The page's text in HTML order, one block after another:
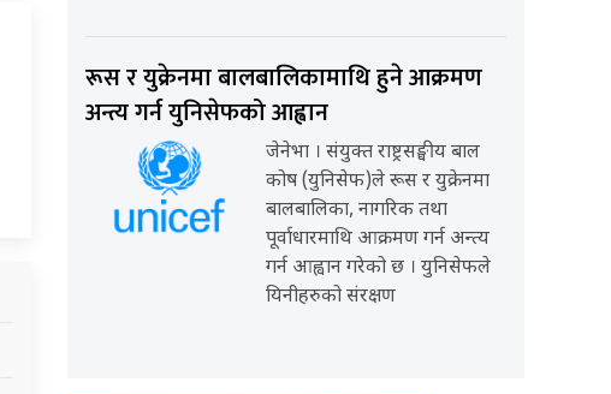
रूस र युक्रेनमा बालबालिकामाथि हुने आक्रमण
अन्त्य गर्न युनिसेफको आह्वान
जेनेभा । संयुक्त राष्ट्रसङ्घीय बाल
कोष (युनिसेफ)ले रूस र युक्रेनमा
बालबालिका, नागरिक तथा
पूर्वाधारमाथि आक्रमण गर्न अन्त्य
गर्न आह्वान गरेको छ । युनिसेफले
यिनीहरुको संरक्षण